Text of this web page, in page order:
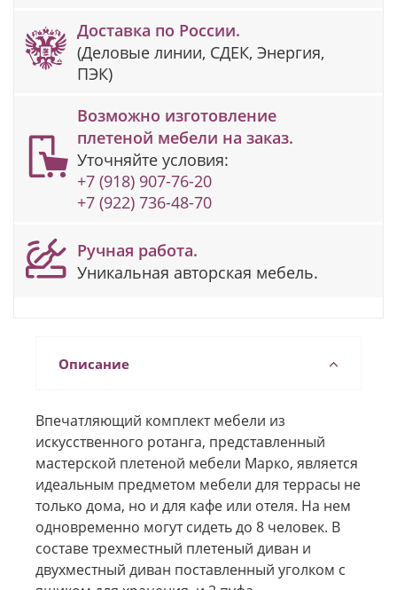
Доставка по России.
(Деловые линии, СДЕК, Энергия,
ПЭК)
Возможно изготовление
плетеной мебели на заказ.
Уточняйте условия:
+7 (918) 907-76-20
+7 (922) 736-48-70
Ручная работа.
Уникальная авторская мебель.
Описание
Впечатляющий комплект мебели из
искусственного ротанга, представленный
мастерской плетеной мебели Марко, является
идеальным предметом мебели для террасы не
только дома, но и для кафе или отеля. На нем
одновременно могут сидеть до 8 человек. В
составе трехместный плетеный диван и
двухместный диван поставленный уголком с